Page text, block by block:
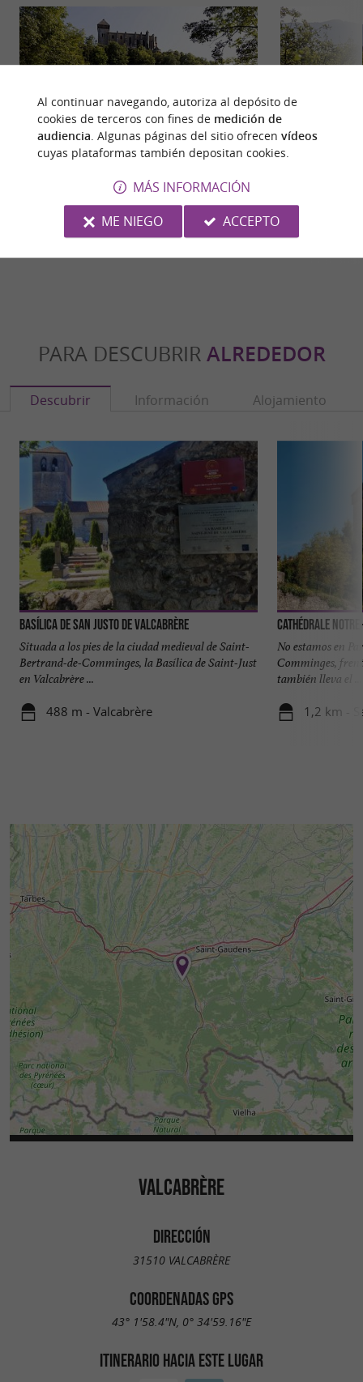
PC 14 - LA VALLÉE DE LABAT
15 m - Valcabrère
PARA DESCUBRIR ALREDEDOR
Descubrir Información Alojamiento
Basílica de San Justo de Valcabrère
Situada a los pies de la ciudad medieval de Saint-
Bertrand-de-Comminges, la Basílica de Saint-Just
en Valcabrère ...
488 m - Valcabrère
No estamos en
Comminges,
también lleva el ...
1,2 km -
VALCABRÈRE
DIRECCIÓN
31510 VALCABRÈRE
COORDENADAS GPS
43° 1'58.4"N, 0° 34'59.16"E
ITINERARIO HACIA ESTE LUGAR
Al continuar navegando, autoriza al depósito de
cookies de terceros con fines de medición de
audiencia. Algunas páginas del sitio ofrecen vídeos
cuyas plataformas también depositan cookies.
MÁS INFORMACIÓN
ME NIEGO
ACCEPTO